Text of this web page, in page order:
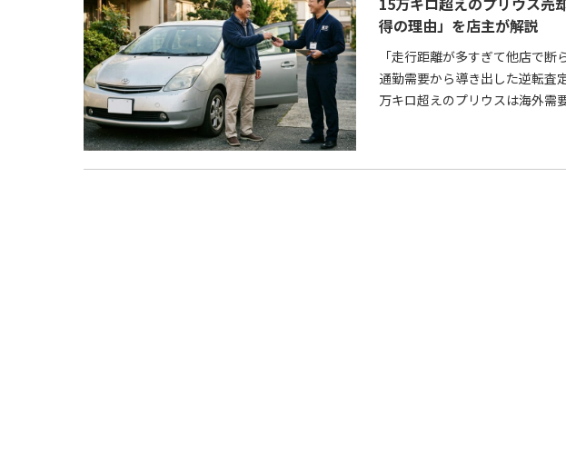
得の理由」を店主が解説
「走行距離が多すぎて他店で
通勤需要から導き出した逆転査
万キロ超えのプリウスは海外需